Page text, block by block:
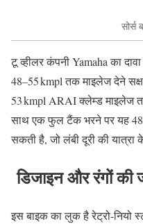
सोर्स
टू व्हीलर कंपनी Yamaha का
48–55 kmpl तक माइलेज देने
53 kmpl ARAI क्लेम्ड माइलेज
साथ एक फुल टैंक भरने पर यह
सकती है, जो लंबी दूरी की यात्रा
डिजाइन और रंगों की
इस बाइक का लुक है रेट्रो-नियो